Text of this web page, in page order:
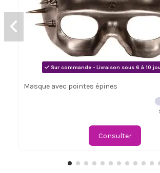
Sur commande - Livraison sous 6 à 10
Masque avec pointes épines
Consulter